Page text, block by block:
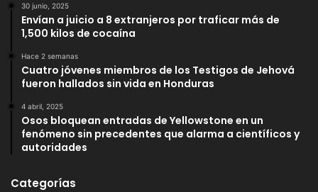
30 junio, 2025
Envían a juicio a 8 extranjeros por traficar más de
1,500 kilos de cocaína
Hace 2 semanas
Cuatro jóvenes miembros de los Testigos de Jehová
fueron hallados sin vida en Honduras
4 abril, 2025
Osos bloquean entradas de Yellowstone en un
fenómeno sin precedentes que alarma a científicos y
autoridades
Categorías